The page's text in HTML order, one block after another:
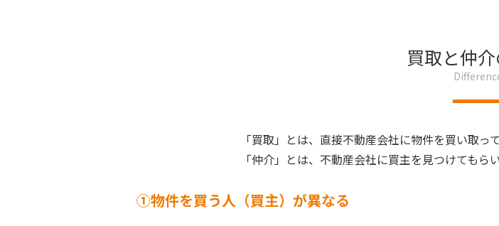
買取と仲
「買取」とは、直接不動産会社に物件を買い取っ
「仲介」とは、不動産会社に買主を見つけてもら
①物件を買う人（買主）が異なる